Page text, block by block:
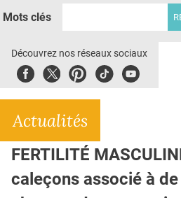
E-REVUE SAD
THÉMA
Mots clés
Découvrez nos réseaux sociaux
FacebookTwitterPinterest
TiktokYoubute
Actualités
FERTILITÉ
caleçons associé à